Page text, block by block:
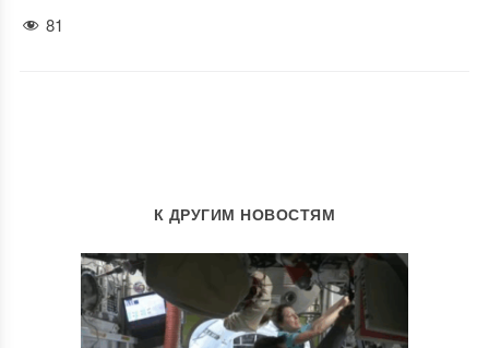
81
К ДРУГИМ НОВОСТЯМ